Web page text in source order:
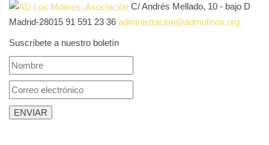
C/ Andrés Mellado, 10 - bajo D
Madrid-28015 91 591 23 36 administracion@admolinos.org
Suscríbete a nuestro boletín